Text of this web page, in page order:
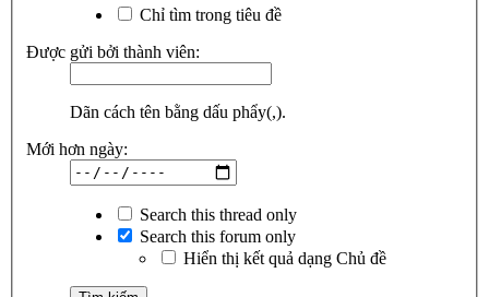
Chỉ tìm trong tiêu đề
Được gửi bởi thành viên:
Dãn cách tên bằng dấu phẩy(,).
Mới hơn ngày:
Search this thread only
Search this forum only
Hiển thị kết quả dạng Chủ đề